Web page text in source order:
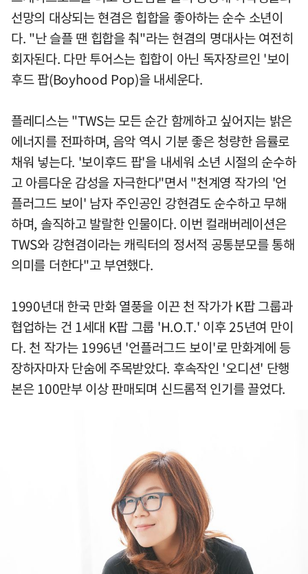
선망의 대상되는 현겸은 힙합을 좋아하는 순수 소년이
다. "난 슬플 땐 힙합을 춰"라는 현겸의 명대사는 여전히
회자된다. 다만 투어스는 힙합이 아닌 독자장르인 '보이
후드 팝(Boyhood Pop)을 내세운다.
플레디스는 "TWS는 모든 순간 함께하고 싶어지는 밝은
에너지를 전파하며, 음악 역시 기분 좋은 청량한 음률로
채워 넣는다. '보이후드 팝'을 내세워 소년 시절의 순수하
고 아름다운 감성을 자극한다"면서 "천계영 작가의 '언
플러그드 보이' 남자 주인공인 강현겸도 순수하고 무해
하며, 솔직하고 발랄한 인물이다. 이번 컬래버레이션은
TWS와 강현겸이라는 캐릭터의 정서적 공통분모를 통해
의미를 더한다"고 부연했다.
1990년대 한국 만화 열풍을 이끈 천 작가가 K팝 그룹과
협업하는 건 1세대 K팝 그룹 'H.O.T.' 이후 25년여 만이
다. 천 작가는 1996년 '언플러그드 보이'로 만화계에 등
장하자마자 단숨에 주목받았다. 후속작인 '오디션' 단행
본은 100만부 이상 판매되며 신드롬적 인기를 끌었다.